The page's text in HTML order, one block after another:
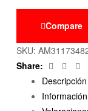
Compare
SKU:
Share:
Facebook
Twitter
Descripción